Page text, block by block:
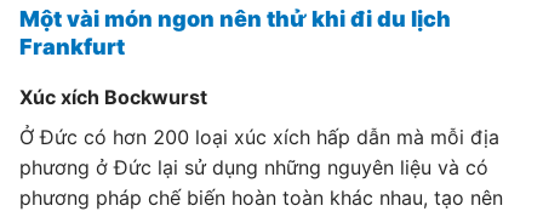
Một vài món ngon nên thử khi đi du lịch
Frankfurt
Xúc xích Bockwurst
Ở Đức có hơn 200 loại xúc xích hấp dẫn mà mỗi địa
phương ở Đức lại sử dụng những nguyên liệu và có
phương pháp chế biến hoàn toàn khác nhau, tạo nên